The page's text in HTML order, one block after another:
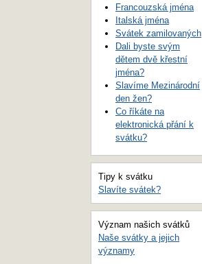
Francouzská jména
Italská jména
Svátek zamilovaných
Dali byste svým
dětem dvě křestní
jména?
Slavíme Mezinárodní
den žen?
Co říkáte na
elektronická přání k
svátku?
Tipy k svátku
Slavíte svátek?
Význam našich svátků
Naše svátky a jejich
významy